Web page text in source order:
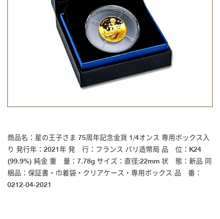
商品名：星の王子さま 75周年記念金貨 1/4オンス 専用ボックス入
り 発行年：2021年 発 行：フランス パリ造幣局 品 位：K24
(99.9%) 純金 重 量：7.78g サイズ：直径:22mm 状 態：新品 同
梱品：保証書・巾着袋・クリアケース・専用ボックス 品 番：
0212-04-2021